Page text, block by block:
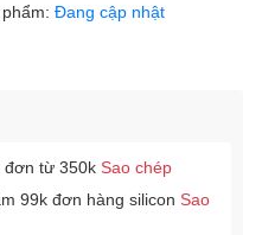
Đang cập nhật
đơn từ 350k Sao chép
99k đơn hàng silicon Sao